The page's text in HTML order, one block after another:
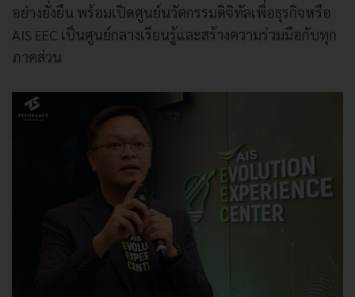
อย่างยั่งยืน พร้อมเปิดศูนย์นวัตกรรมดิจิทัลเพื่อธุรกิจหรือ
AIS EEC เป็นศูนย์กลางเรียนรู้และสร้างความร่วมมือกับทุก
ภาคส่วน